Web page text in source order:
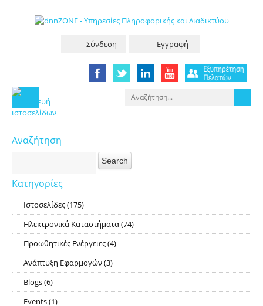
Σύνδεση Εγγραφή
Αναζήτηση
Κατηγορίες
Ιστοσελίδες(175)
Ηλεκτρονικά Καταστήματα(74)
Προωθητικές Ενέργειες(4)
Ανάπτυξη Εφαρμογών(3)
Blogs(6)
Events(1)